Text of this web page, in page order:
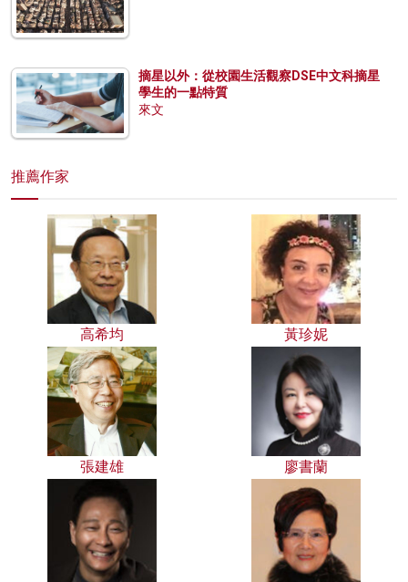
摘星以外：從校園生活觀察DSE中文科摘星
學生的一點特質
來文
推薦作家
高希均 黃珍妮
張建雄 廖書蘭